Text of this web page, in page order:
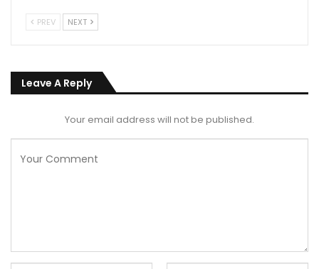
PREV NEXT
Leave A Reply
Your email address will not be published.